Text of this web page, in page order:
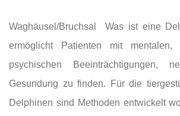
Waghäusel/Bruchsal Was ist eine
ermöglicht Patienten mit mentalen,
psychischen Beeinträchtigungen,
Gesundung zu finden. Für die
Delphinen sind Methoden entwickelt